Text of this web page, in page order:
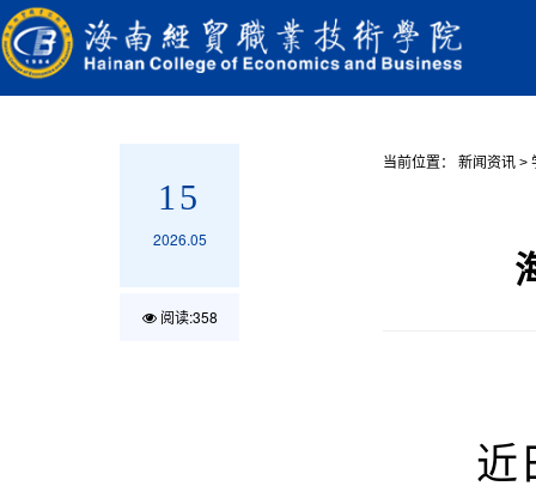
15
2026.05
阅读:358
当前位置： 新闻资讯 >
近日